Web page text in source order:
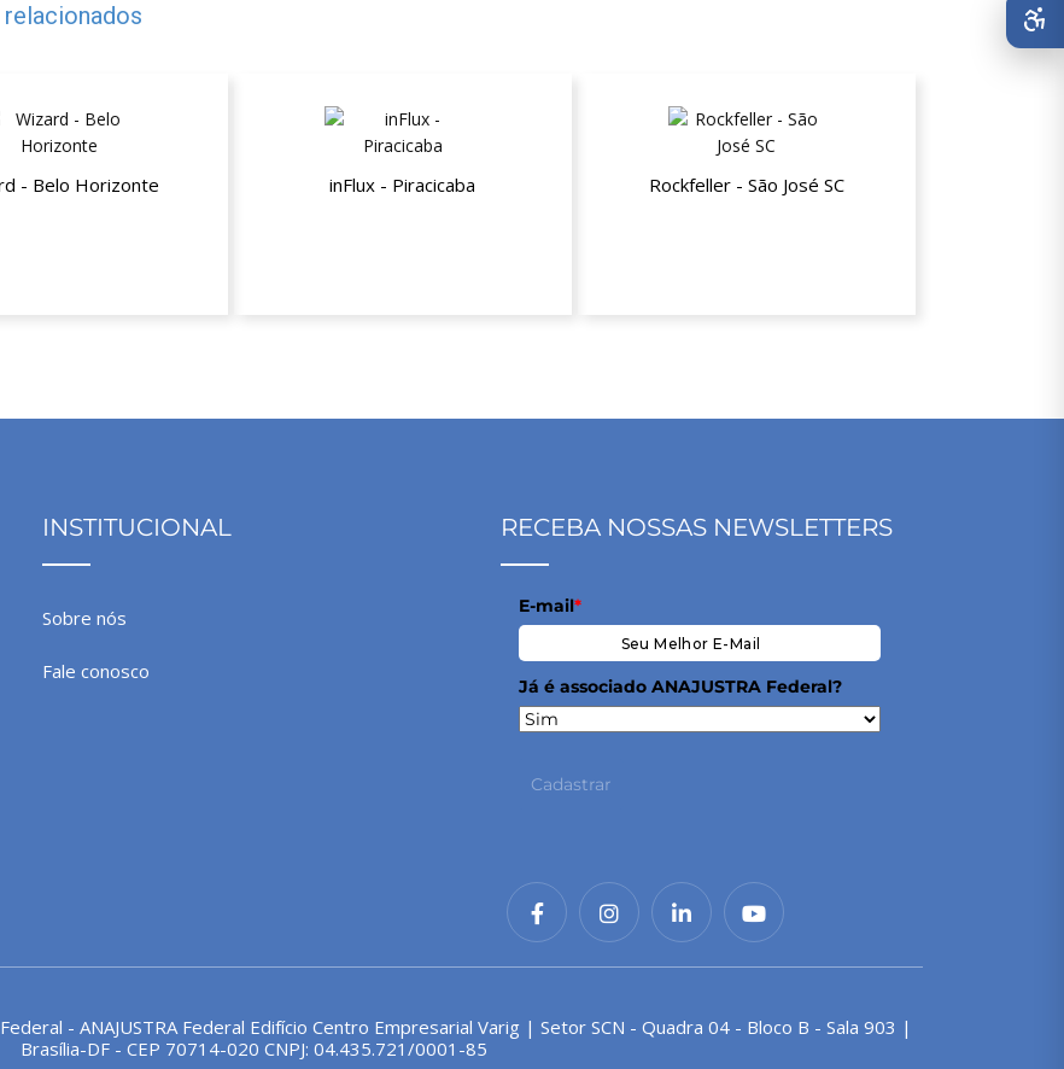
- Belo Horizonte
inFlux - Piracicaba
Rockfeller - São José SC
INSTITUCIONAL
Sobre nós
Fale conosco
RECEBA NOSSAS NEWSLETTERS
E-mail*
Já é associado ANAJUSTRA Federal?
Cadastrar
- ANAJUSTRA Federal Edifício Centro Empresarial Varig | Setor SCN - Quadra 04 - Bloco B - Sala 903 |
Brasília-DF - CEP 70714-020 CNPJ: 04.435.721/0001-85